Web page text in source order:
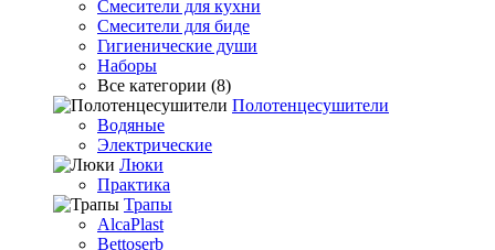
Смесители для кухни
Смесители для биде
Гигиенические души
Наборы
Все категории (8)
Полотенцесушители
Водяные
Электрические
Люки
Практика
Трапы
AlcaPlast
Bettoserb